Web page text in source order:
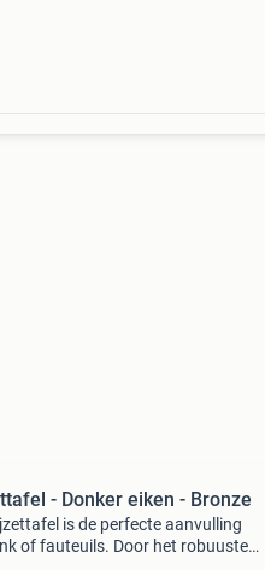
- Donker eiken - Bronze
is de perfecte aanvulling
of fauteuils. Door het robuuste